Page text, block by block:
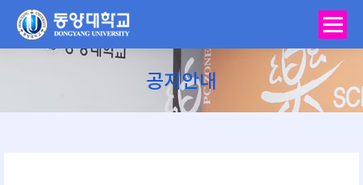
공지안내
You are here: